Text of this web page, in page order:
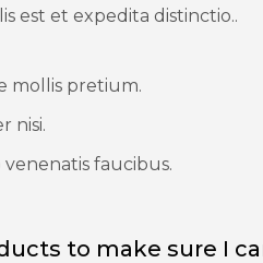
est et expedita distinctio..
mollis pretium.
nisi.
faucibus.
to make sure I